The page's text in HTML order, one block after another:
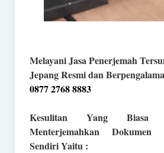
Melayani Jasa Penerjemah
Jepang Resmi dan
0877 2768 8883
Kesulitan Yang Biasa
Menterjemahkan Dokumen
Sendiri Yaitu :